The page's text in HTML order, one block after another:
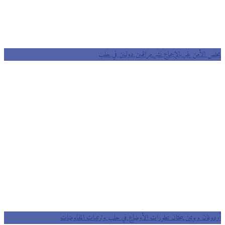
مجلس الأمن يقر بالإجماع نشر مراقبين دوليين في حلب
أردوغان وبوتين يبحثان تطورات الأوضاع في حلب وترتيبات المفاوضات